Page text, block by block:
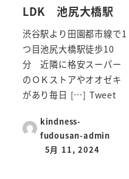
LDK 池尻大橋駅
渋谷駅より田園都市線で1
つ目池尻大橋駅徒歩10
分 近隣に格安スーパー
のＯＫストアやオオゼキ
があり毎日 […] Tweet
kindness-
fudousan-admin
5月 11, 2024